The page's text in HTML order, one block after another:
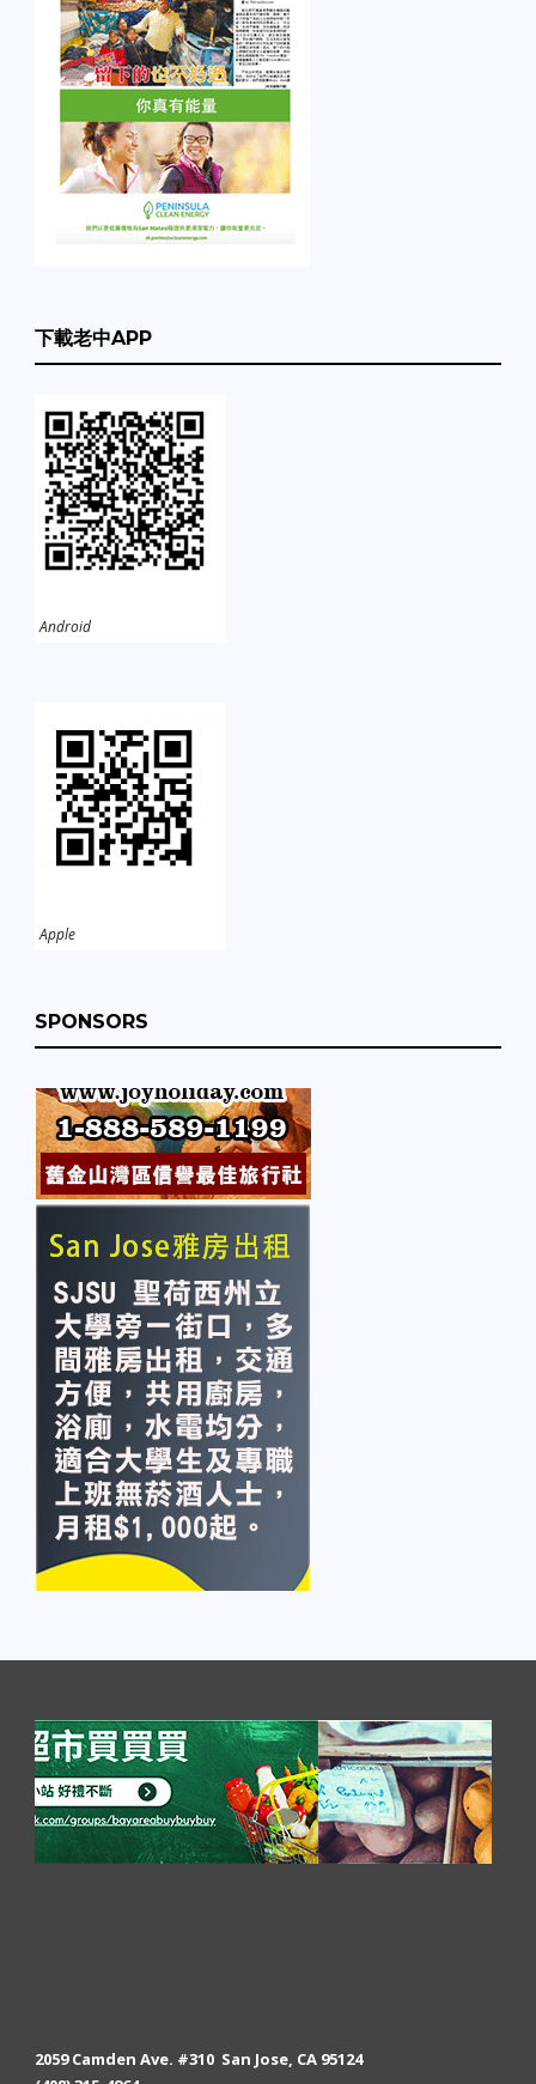
下載老中APP
Android
Apple
SPONSORS
2059 Camden Ave. #310 San Jose, CA 95124